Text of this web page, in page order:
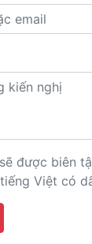
được biên
Việt có